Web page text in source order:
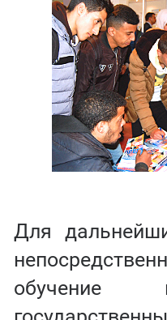
Для
обучение